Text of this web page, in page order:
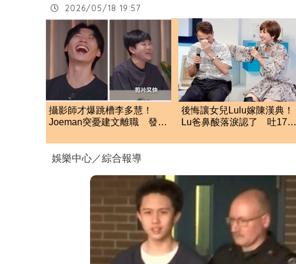
2026/05/18 19:57
攝影師才爆跳槽李多慧！
Joeman突憂建文離職 發聲
後悔讓女兒Lulu嫁陳漢典！
Lu爸鼻酸落淚認了 吐17字
娛樂中心／綜合報導